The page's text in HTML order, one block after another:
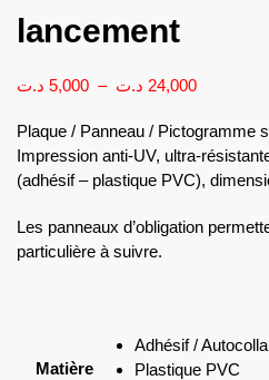
lancement
5,000 د.ت – 24,000 د.ت
Plaque / Panneau / Pictogramme
Impression anti-UV, ultra-
(adhésif – plastique PVC),
Les panneaux d’obligation
particulière à suivre.
Matière
Adhésif /
Plastique PVC